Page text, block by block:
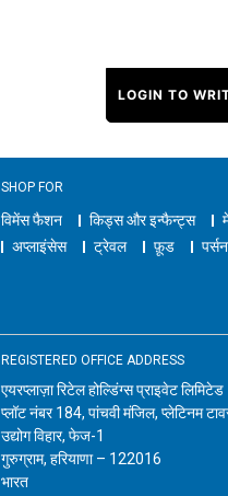
LOGIN TO
SHOP FOR
विमेंस फैशन किड्स और इन्फैन्ट्स
अप्लाइंसेस
ट्रेवल फ़ूड
REGISTERED OFFICE ADDRESS
एयरप्लाज़ा रिटेल होल्डिंग्स प्राइवेट लिमिटेड
प्लॉट नंबर 184, पांचवी मंजिल, प्लेटिनम
उद्योग विहार, फेज-1
गुरुग्राम, हरियाणा – 122016
भारत